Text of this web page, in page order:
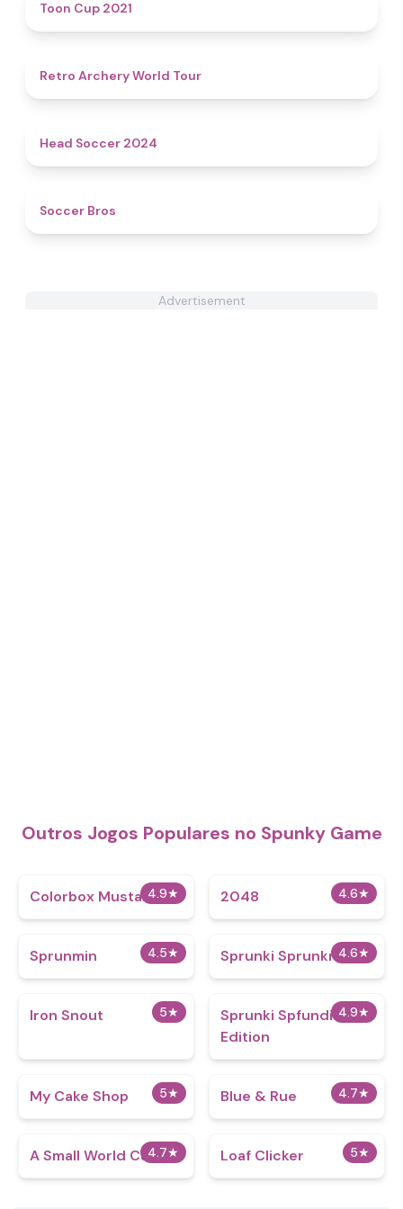
Toon Cup 2021
Retro Archery World Tour
Head Soccer 2024
Soccer Bros
Advertisement
Outros Jogos Populares no Spunky Game
4.9★
Colorbox Mustard 4.6★
2048
4.5★
Sprunmin 4.6★
Sprunki Sprunkr 2
5★
Iron Snout 4.9★
Sprunki Spfundi Fans
Edition
5★
My Cake Shop 4.7★
Blue & Rue
4.7★
A Small World Cup 5★
Loaf Clicker